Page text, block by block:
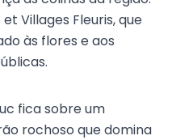
Villages Fleuris, que
às flores e aos
fica sobre um
rochoso que domina